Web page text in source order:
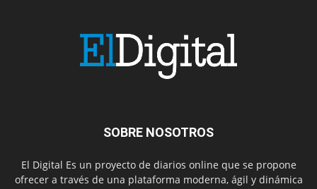
SOBRE NOSOTROS
El Digital Es un proyecto de diarios online que se propone
ofrecer a través de una plataforma moderna, ágil y dinámica